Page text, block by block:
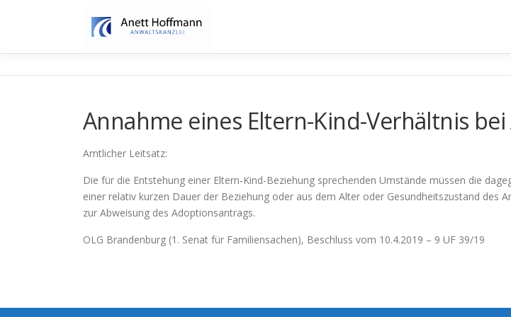
Annahme eines Eltern-Kind-Verhältnis
Amtlicher Leitsatz:
Die für die Entstehung einer Eltern-Kind-Beziehung sprechenden Umstände müssen die
einer relativ kurzen Dauer der Beziehung oder aus dem Alter oder Gesundheitszustand des
zur Abweisung des Adoptionsantrags.
OLG Brandenburg (1. Senat für Familiensachen), Beschluss vom 10.4.2019 – 9 UF 39/19